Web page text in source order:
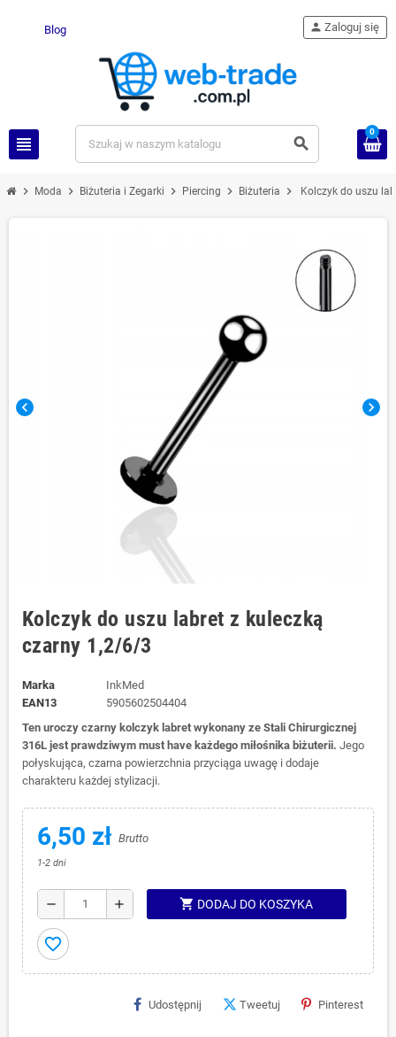
Blog
view_headline search
person Zaloguj się
0
chevron_right Moda chevron_right Biżuteria i Zegarki chevron_right Piercing chevron_right Biżuteria chevron_right Kolczyk do uszu
chevron_left chevron_right
Kolczyk do uszu labret z kuleczką
czarny 1,2/6/3
Marka
InkMed
EAN13
5905602504404
Ten uroczy czarny kolczyk labret wykonany ze Stali Chirurgicznej
316L jest prawdziwym must have każdego miłośnika biżuterii. Jego
połyskująca, czarna powierzchnia przyciąga uwagę i dodaje
charakteru każdej stylizacji.
6,50 zł Brutto
1-2 dni
remove add shopping_cart DODAJ DO KOSZYKA
favorite_border
Udostępnij Tweetuj Pinterest